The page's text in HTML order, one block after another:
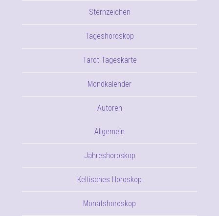
Sternzeichen
Tageshoroskop
Tarot Tageskarte
Mondkalender
Autoren
Allgemein
Jahreshoroskop
Keltisches Horoskop
Monatshoroskop